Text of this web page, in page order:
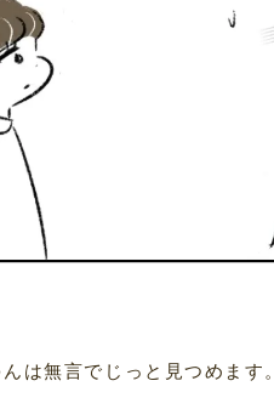
は無言でじっと見つめます。